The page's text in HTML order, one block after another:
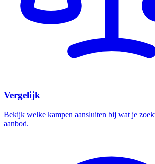
Vergelijk
Bekijk welke kampen aansluiten bij wat je
aanbod.